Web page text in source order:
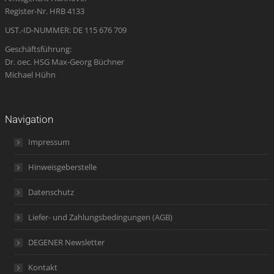
Register-Nr. HRB 4133
UST.-ID-NUMMER: DE 115 676 709
Geschäftsführung:
Dr. oec. HSG Max-Georg Büchner
Michael Hühn
Navigation
Impressum
Hinweisgeberstelle
Datenschutz
Liefer- und Zahlungsbedingungen (AGB)
DEGENER Newsletter
Kontakt